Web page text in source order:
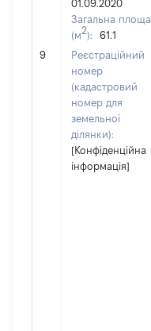
9
01.09.2020
Загальна площа
(м2):
61.1
Реєстраційний
номер
(кадастровий
номер для
земельної
ділянки):
[Конфіденційна
інформація]